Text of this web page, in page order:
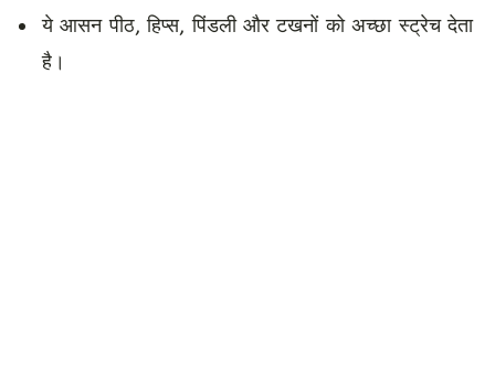
ये आसन पीठ, हिप्स, पिंडली और टखनों को अच्छा स्ट्रेच देता
है।